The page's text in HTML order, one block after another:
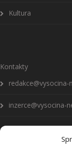
Kultura
Kontakty
redakce@vysocina-
inzerce@vysocina-